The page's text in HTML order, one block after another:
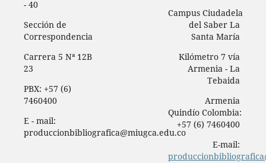
- 40
Sección de
Correspondencia
Carrera 5 Nª 12B
23
PBX: +57 (6)
7460400
E - mail:
produccionbibliografica@miugca.edu.co
Campus Ciudadela
del Saber La
Santa María
Kilómetro 7 vía
Armenia - La
Tebaida
Armenia
Quindío Colombia:
+57 (6) 7460400
E-mail: